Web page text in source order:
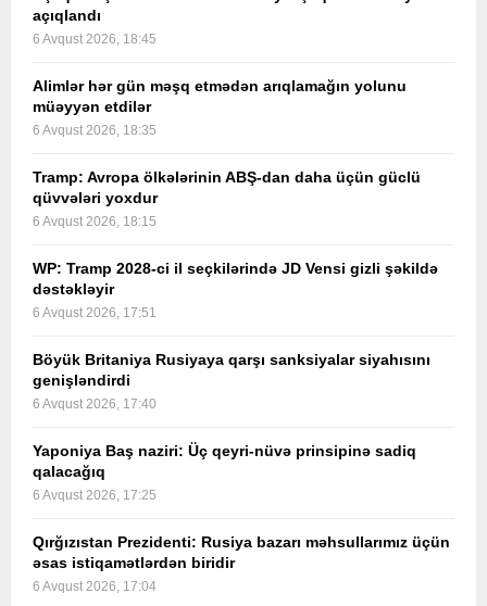
açıqlandı
6 Avqust 2026, 18:45
Alimlər hər gün məşq etmədən arıqlamağın yolunu
müəyyən etdilər
6 Avqust 2026, 18:35
Tramp: Avropa ölkələrinin ABŞ-dan daha üçün güclü
qüvvələri yoxdur
6 Avqust 2026, 18:15
WP: Tramp 2028-ci il seçkilərində JD Vensi gizli şəkildə
dəstəkləyir
6 Avqust 2026, 17:51
Böyük Britaniya Rusiyaya qarşı sanksiyalar siyahısını
genişləndirdi
6 Avqust 2026, 17:40
Yaponiya Baş naziri: Üç qeyri-nüvə prinsipinə sadiq
qalacağıq
6 Avqust 2026, 17:25
Qırğızıstan Prezidenti: Rusiya bazarı məhsullarımız üçün
əsas istiqamətlərdən biridir
6 Avqust 2026, 17:04